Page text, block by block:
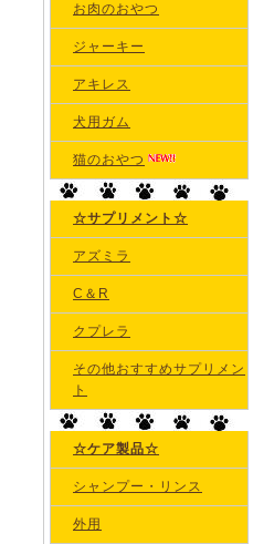
お肉のおやつ
ジャーキー
アキレス
犬用ガム
猫のおやつ
☆サプリメント☆
アズミラ
C＆R
クプレラ
その他おすすめサプリメン
ト
☆ケア製品☆
シャンプー・リンス
外用